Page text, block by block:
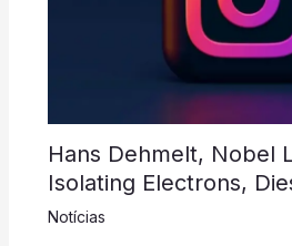
Hans Dehmelt, Nobel
Isolating Electrons,
Notícias